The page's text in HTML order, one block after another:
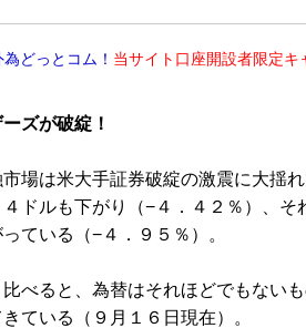
どっとコム！ 当サイト口座開設者限定キ
ズが破綻！
場は米大手証券破綻の激震に大揺
ドルも下がり（−４．４２％）、
ている（−４．９５％）。
べると、為替はそれほどでもない
ている（９月１６日現在）。